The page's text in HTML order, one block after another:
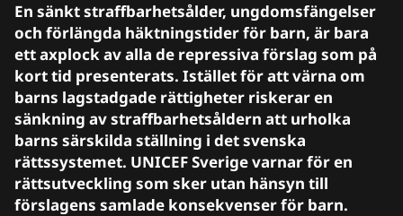
En sänkt straffbarhetsålder, ungdomsfängelser
och förlängda häktningstider för barn, är bara
ett axplock av alla de repressiva förslag som på
kort tid presenterats. Istället för att värna om
barns lagstadgade rättigheter riskerar en
sänkning av straffbarhetsåldern att urholka
barns särskilda ställning i det svenska
rättssystemet. UNICEF Sverige varnar för en
rättsutveckling som sker utan hänsyn till
förslagens samlade konsekvenser för barn.